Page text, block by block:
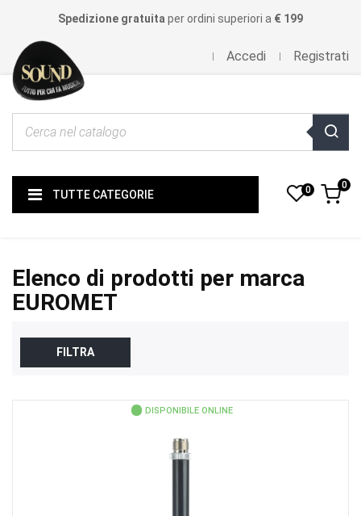
Spedizione gratuita per ordini superiori a € 199
Accedi Registrati
TUTTE CATEGORIE 0 0
Elenco di prodotti per marca
EUROMET
FILTRA
DISPONIBILE ONLINE